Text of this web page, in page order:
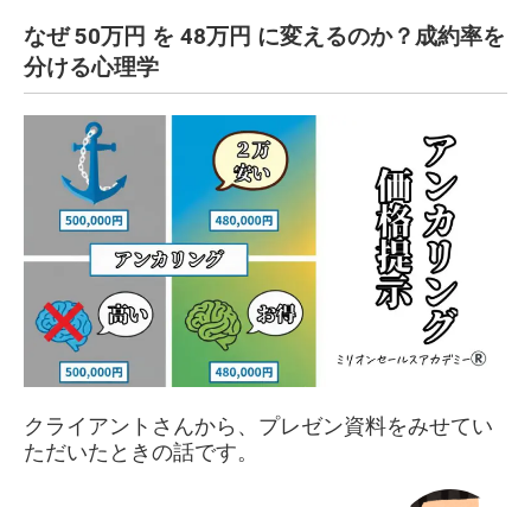
なぜ 50万円 を 48万円 に変えるのか？成約率を
分ける心理学
クライアントさんから、プレゼン資料をみせてい
ただいたときの話です。